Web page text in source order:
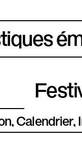
Calendrier